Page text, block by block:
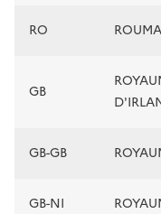
RO
GB
GB-GB
GB-NI